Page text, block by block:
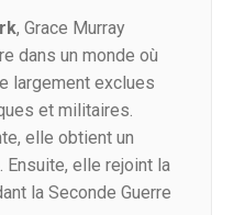
, Grace Murray
dans un monde où
largement exclues
et militaires.
elle obtient un
. Ensuite, elle rejoint la
la Seconde Guerre